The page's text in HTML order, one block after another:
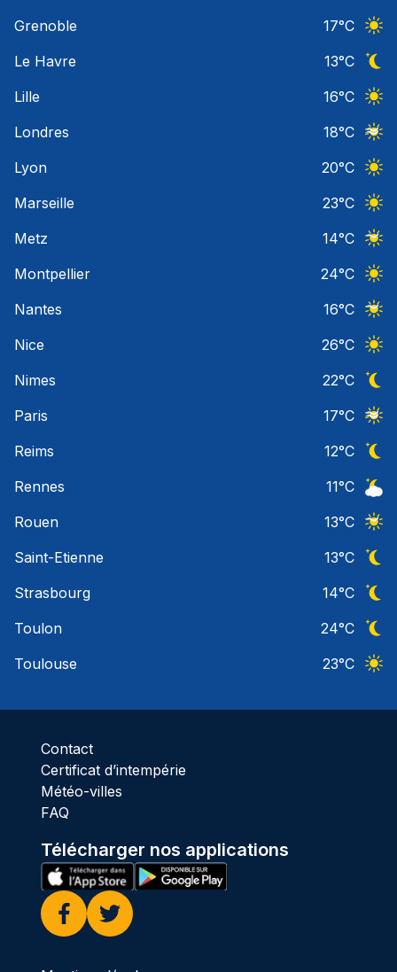
Grenoble
17°C
Le Havre
13°C
Lille
16°C
Londres
18°C
Lyon
20°C
Marseille
23°C
Metz
14°C
Montpellier
24°C
Nantes
16°C
Nice
26°C
Nimes
22°C
Paris
17°C
Reims
12°C
Rennes
11°C
Rouen
13°C
Saint-Etienne
13°C
Strasbourg
14°C
Toulon
24°C
Toulouse
23°C
Contact
Certificat d’intempérie
Météo-villes
FAQ
Télécharger nos applications
Facebook
Twitter